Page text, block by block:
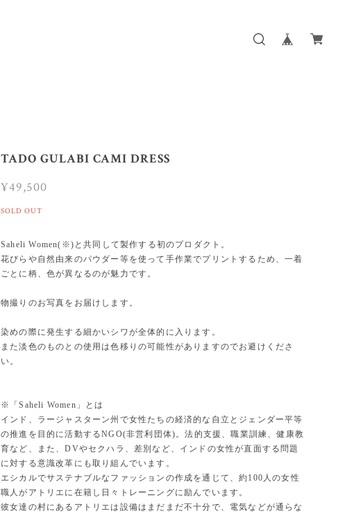
TADO GULABI CAMI DRESS
¥49,500
SOLD OUT
Saheli Women(※)と共同して製作する初のプロダクト。
花びらや自然由来のパウダー等を使って手作業でプリントするため、一着
ごとに柄、色が異なるのが魅力です。
物撮りのお写真をお届けします。
染めの際に発生する細かいシワが全体的に入ります。
また淡色のものとの使用は色移りの可能性がありますのでお避けくださ
い。
※「Saheli Women」とは
インド、ラージャスターン州で女性たちの経済的な自立とジェンダー平等
の推進を目的に活動するNGO(非営利団体)。法的支援、職業訓練、健康教
育など、また、DVやセクハラ、差別など、インドの女性が直面する問題
に対する意識改革にも取り組んでいます。
エシカルでサステナブルなファッションの作成を通じて、約100人の女性
職人がアトリエに在籍し日々トレーニングに励んでいます。
彼女達の村にあるアトリエは設備はまだまだ不十分で、電気などが通らな